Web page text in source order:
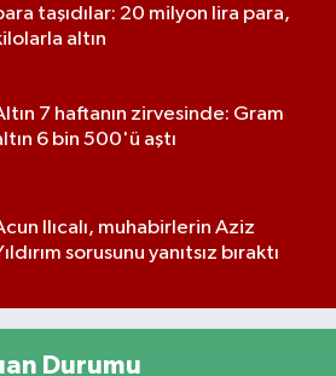
taşıdılar: 20 milyon lira para,
altın
7 haftanın zirvesinde: Gram
6 bin 500'ü aştı
Ilıcalı, muhabirlerin Aziz
sorusunu yanıtsız bıraktı
Durumu